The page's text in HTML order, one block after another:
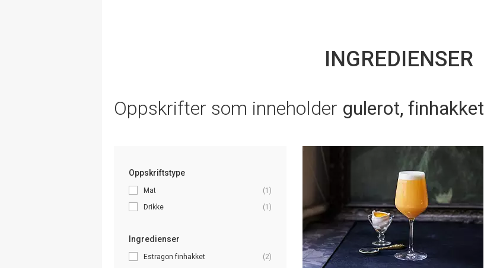
INGREDIENSER
Oppskrifter som inneholder gulerot, finhakket
Oppskriftstype
Mat
(1)
Drikke
(1)
Ingredienser
Estragon finhakket
(2)